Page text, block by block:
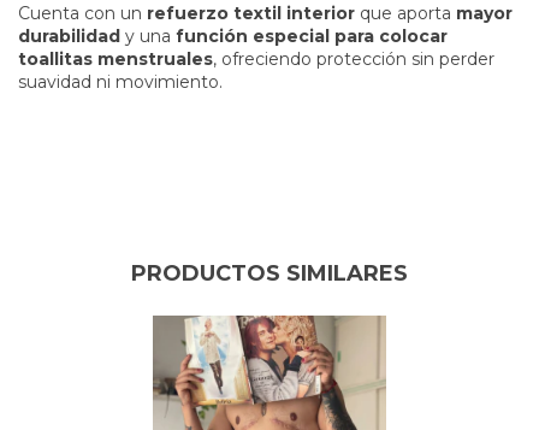
Cuenta con un refuerzo textil interior que aporta mayor
durabilidad y una función especial para colocar
toallitas menstruales, ofreciendo protección sin perder
suavidad ni movimiento.
PRODUCTOS SIMILARES